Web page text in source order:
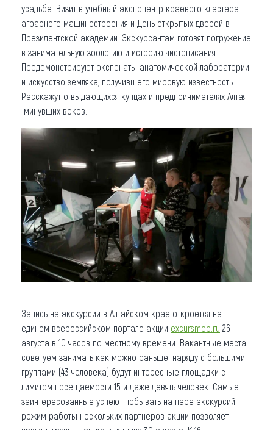
усадьбе. Визит в учебный экспоцентр краевого кластера
аграрного машиностроения и День открытых дверей в
Президентской академии. Экскурсантам готовят погружение
в занимательную зоологию и историю чистописания.
Продемонстрируют экспонаты анатомической лаборатории
и искусство земляка, получившего мировую известность.
Расскажут о выдающихся купцах и предпринимателях Алтая
минувших веков.
Запись на экскурсии в Алтайском крае откроется на
едином всероссийском портале акции excursmob.ru 26
августа в 10 часов по местному времени. Вакантные места
советуем занимать как можно раньше: наряду с большими
группами (43 человека) будут интересные площадки с
лимитом посещаемости 15 и даже девять человек. Самые
заинтересованные успеют побывать на паре экскурсий:
режим работы нескольких партнеров акции позволяет